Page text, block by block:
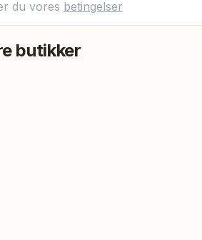
du vores betingelser
butikker